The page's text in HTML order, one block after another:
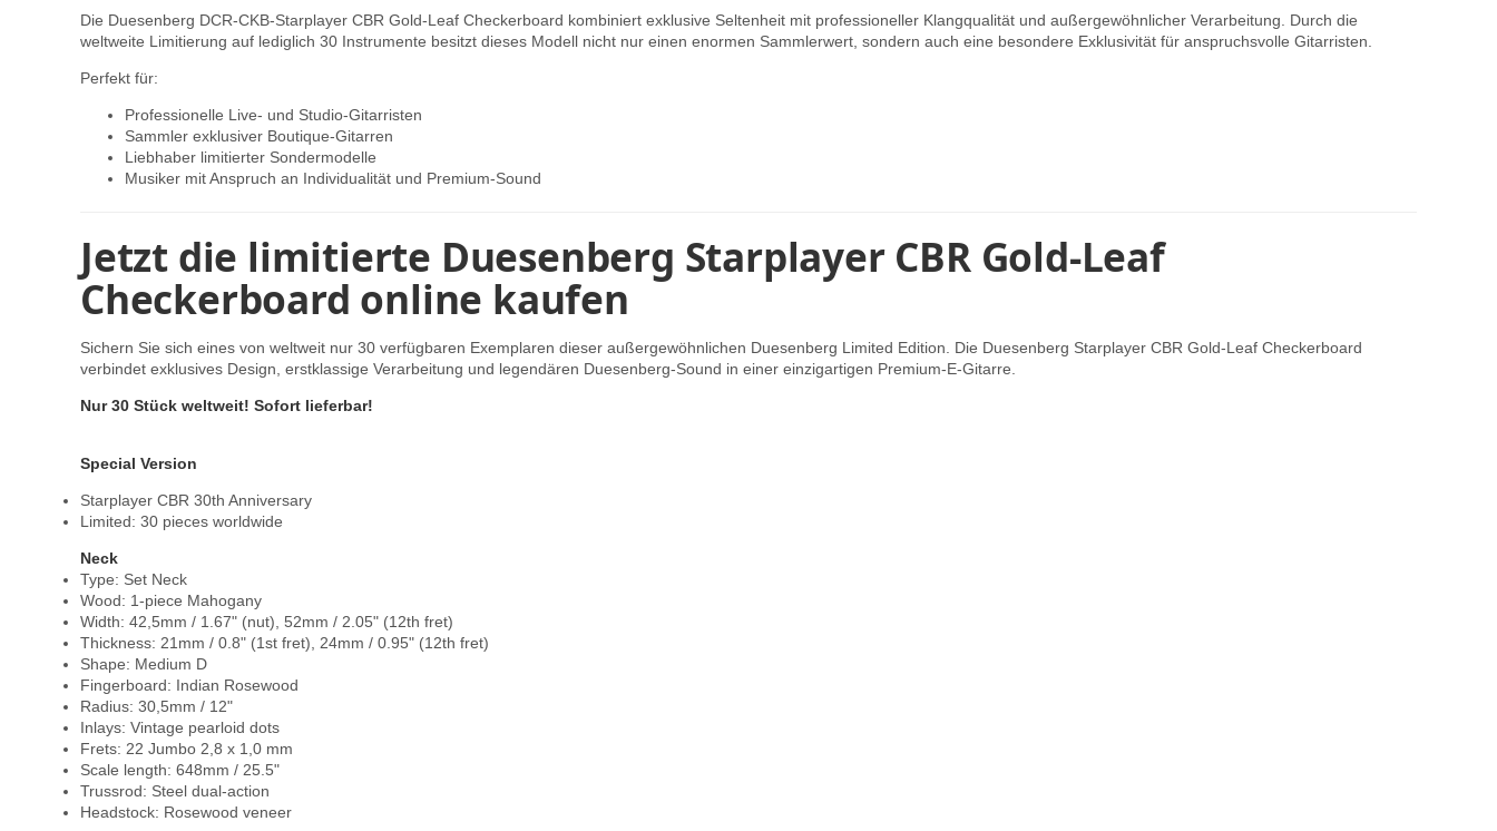
Die Duesenberg DCR-CKB-Starplayer CBR Gold-Leaf Checkerboard kombiniert exklusive Seltenheit mit professioneller Klangqualität und außergewöhnlicher Verarbeitung. Durch die
weltweite Limitierung auf lediglich 30 Instrumente besitzt dieses Modell nicht nur einen enormen Sammlerwert, sondern auch eine besondere Exklusivität für anspruchsvolle Gitarristen.
Perfekt für:
Professionelle Live- und Studio-Gitarristen
Sammler exklusiver Boutique-Gitarren
Liebhaber limitierter Sondermodelle
Musiker mit Anspruch an Individualität und Premium-Sound
Jetzt die limitierte Duesenberg Starplayer CBR Gold-Leaf
Checkerboard online kaufen
Sichern Sie sich eines von weltweit nur 30 verfügbaren Exemplaren dieser außergewöhnlichen Duesenberg Limited Edition. Die Duesenberg Starplayer CBR Gold-Leaf Checkerboard
verbindet exklusives Design, erstklassige Verarbeitung und legendären Duesenberg-Sound in einer einzigartigen Premium-E-Gitarre.
Nur 30 Stück weltweit! Sofort lieferbar!
Special Version
Starplayer CBR 30th Anniversary
Limited: 30 pieces worldwide
Neck
Type: Set Neck
Wood: 1-piece Mahogany
Width: 42,5mm / 1.67" (nut), 52mm / 2.05" (12th fret)
Thickness: 21mm / 0.8" (1st fret), 24mm / 0.95" (12th fret)
Shape: Medium D
Fingerboard: Indian Rosewood
Radius: 30,5mm / 12"
Inlays: Vintage pearloid dots
Frets: 22 Jumbo 2,8 x 1,0 mm
Scale length: 648mm / 25.5"
Trussrod: Steel dual-action
Headstock: Rosewood veneer